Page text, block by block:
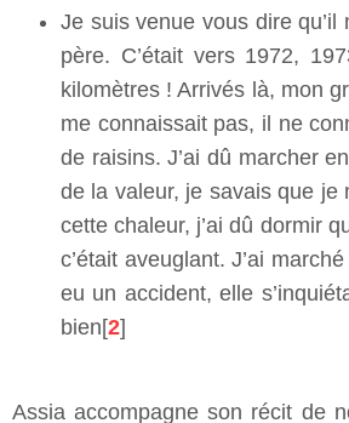
Je suis venue vous dire
père. C’était vers 1972,
kilomètres ! Arrivés là, mon
me connaissait pas, il ne
de raisins. J’ai dû marcher
de la valeur, je savais que je
cette chaleur, j’ai dû dormir
c’était aveuglant. J’ai
eu un accident, elle
bien[2]
Assia accompagne son récit de